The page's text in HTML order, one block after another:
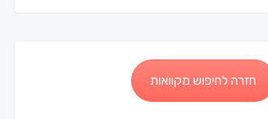
חזרה לחיפוש מקוואות